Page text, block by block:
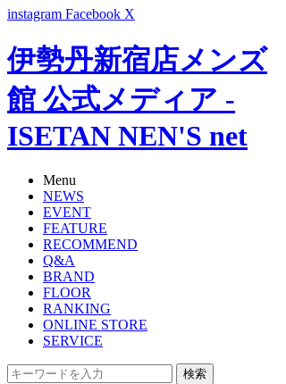
instagram Facebook X
伊勢丹新宿店メンズ
館 公式メディア -
ISETAN NEN'S net
Menu
NEWS
EVENT
FEATURE
RECOMMEND
Q&A
BRAND
FLOOR
RANKING
ONLINE STORE
SERVICE
検索